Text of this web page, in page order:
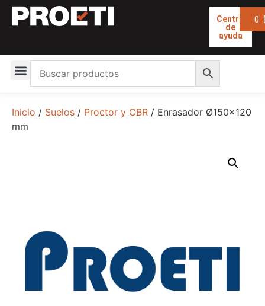
Centro
de
ayuda
0
Inicio / Suelos / Proctor y CBR / Enrasador Ø150×120
mm